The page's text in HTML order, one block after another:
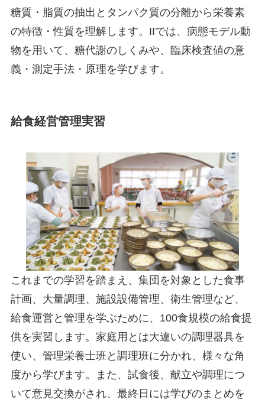
糖質・脂質の抽出とタンパク質の分離から栄養素
の特徴・性質を理解します。IIでは、病態モデル動
物を用いて、糖代謝のしくみや、臨床検査値の意
義・測定手法・原理を学びます。
給食経営管理実習
これまでの学習を踏まえ、集団を対象とした食事
計画、大量調理、施設設備管理、衛生管理など、
給食運営と管理を学ぶために、100食規模の給食提
供を実習します。家庭用とは大違いの調理器具を
使い、管理栄養士班と調理班に分かれ、様々な角
度から学びます。また、試食後、献立や調理につ
いて意見交換がされ、最終日には学びのまとめを